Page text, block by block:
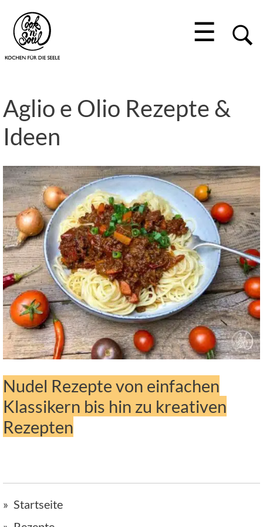
☰
Aglio e Olio Rezepte &
Ideen
Nudel Rezepte von einfachen
Klassikern bis hin zu kreativen
Rezepten
Startseite